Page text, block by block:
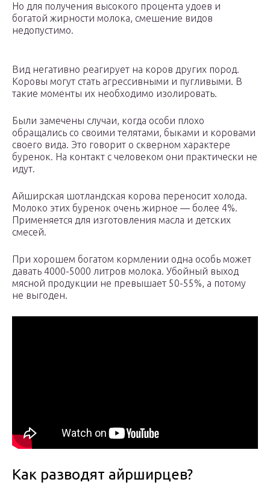
Но для получения высокого процента удоев и
богатой жирности молока, смешение видов
недопустимо.
Вид негативно реагирует на коров других пород.
Коровы могут стать агрессивными и пугливыми. В
такие моменты их необходимо изолировать.
Были замечены случаи, когда особи плохо
обращались со своими телятами, быками и коровами
своего вида. Это говорит о скверном характере
буренок. На контакт с человеком они практически не
идут.
Айширская шотландская корова переносит холода.
Молоко этих буренок очень жирное — более 4%.
Применяется для изготовления масла и детских
смесей.
При хорошем богатом кормлении одна особь может
давать 4000-5000 литров молока. Убойный выход
мясной продукции не превышает 50-55%, а потому
не выгоден.
Как разводят айрширцев?